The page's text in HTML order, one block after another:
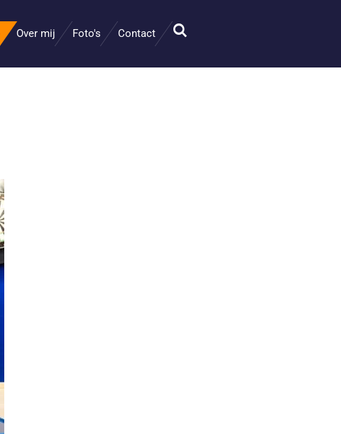
Over mij Foto's Contact